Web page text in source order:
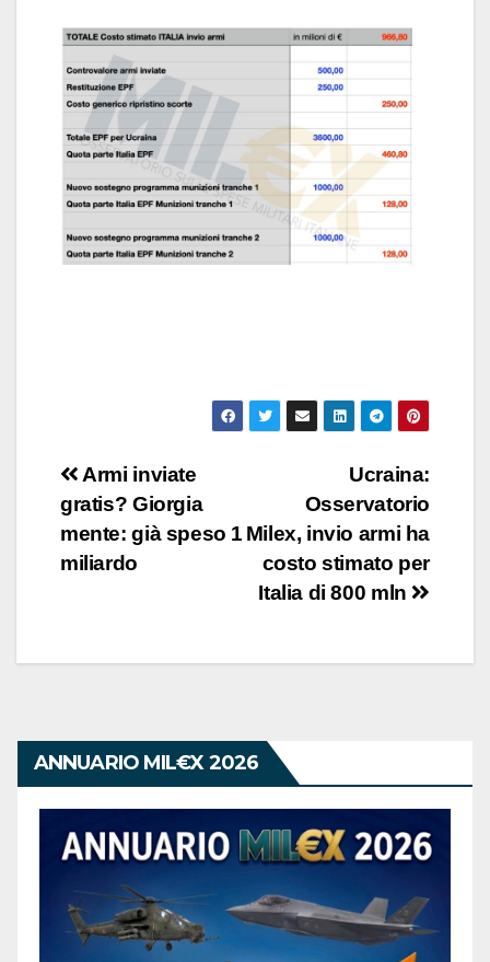
Navigazione
articoli
Ucraina:
Osservatorio
Milex, invio armi ha
costo stimato per
Italia di 800 mln
Armi inviate
gratis? Giorgia
mente: già speso 1
miliardo
ANNUARIO MIL€X 2026